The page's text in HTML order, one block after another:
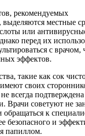
рекомендуемых
выделяются местные
или
перед их
с врачом,
эффектов.
такие как сок
своих
всегда
Врачи советуют не
обращаться к
безопасного и
папиллом.